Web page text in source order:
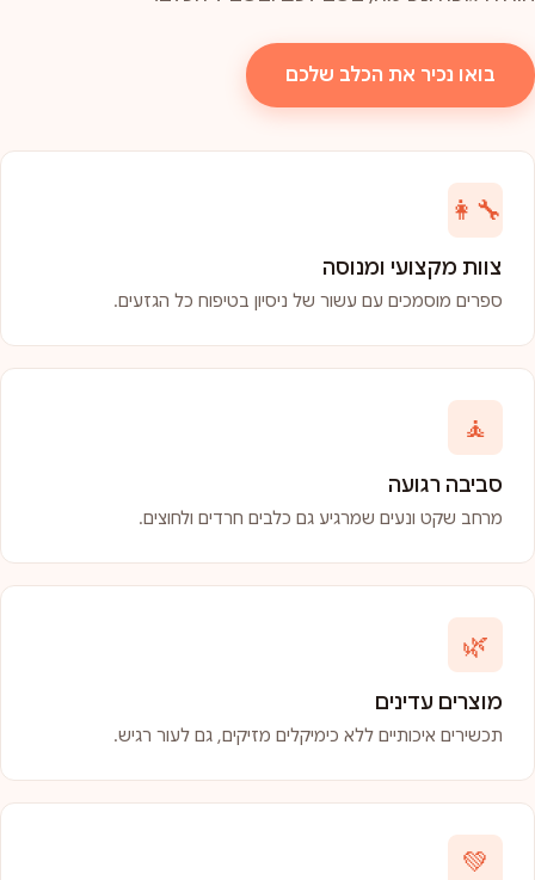
בואו נכיר את הכלב שלכם
👩‍🔧
צוות מקצועי ומנוסה
ספרים מוסמכים עם עשור של ניסיון בטיפוח כל הגזעים.
🧘
סביבה רגועה
מרחב שקט ונעים שמרגיע גם כלבים חרדים ולחוצים.
🌿
מוצרים עדינים
תכשירים איכותיים ללא כימיקלים מזיקים, גם לעור רגיש.
💚